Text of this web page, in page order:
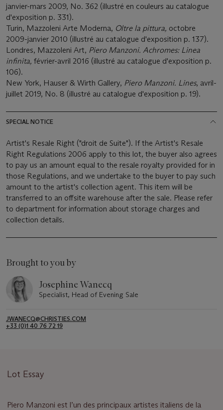
janvier-mars 2009, No. 362 (illustré en couleurs au catalogue
d'exposition p. 331).
Turin, Mazzoleni Arte Moderna, Oltre la pittura, octobre
2009-janvier 2010 (illustré au catalogue d'exposition p. 137).
Londres, Mazzoleni Art, Piero Manzoni. Achromes: Linea
infinita, février-avril 2016 (illustré au catalogue d'exposition p.
106).
New York, Hauser & Wirth Gallery, Piero Manzoni. Lines, avril-
juillet 2019, No. 8 (illustré au catalogue d'exposition p. 19).
SPECIAL NOTICE
Artist's Resale Right ("droit de Suite"). If the Artist's Resale
Right Regulations 2006 apply to this lot, the buyer also agrees
to pay us an amount equal to the resale royalty provided for in
those Regulations, and we undertake to the buyer to pay such
amount to the artist's collection agent. This item will be
transferred to an offsite warehouse after the sale. Please refer
to department for information about storage charges and
collection details.
Brought to you by
Josephine Wanecq
Specialist, Head of Evening Sale
JWANECQ@CHRISTIES.COM
+33 (0)1 40 76 72 19
Lot Essay
Piero Manzoni est l’un des principaux artistes italiens de la